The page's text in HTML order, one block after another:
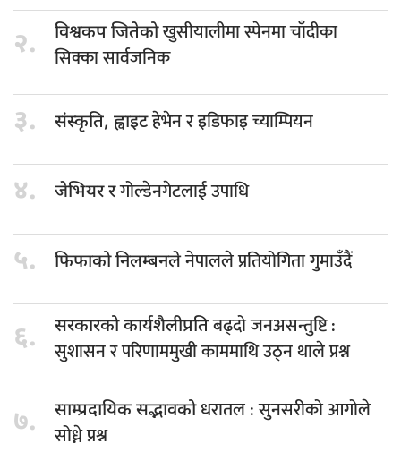
२. विश्वकप जितेकोखुसीयालीमा स्पेनमा चाँदीका
सिक्का सार्वजनिक
३. संस्कृति, ह्वाइटहेभेन र इडिफाइ च्याम्पियन
४. जेभियर रगोल्डेनगेटलाई उपाधि
५. फिफाको निलम्बनलेनेपालले प्रतियोगिता गुमाउँदैं
६. सरकारको कार्यशैलीप्रतिबढ्दो जनअसन्तुष्टि :
सुशासन र परिणाममुखी काममाथि उठ्न थाले प्रश्न
७. साम्प्रदायिक सद्भावकोधरातल : सुनसरीको आगोले
सोध्ने प्रश्न